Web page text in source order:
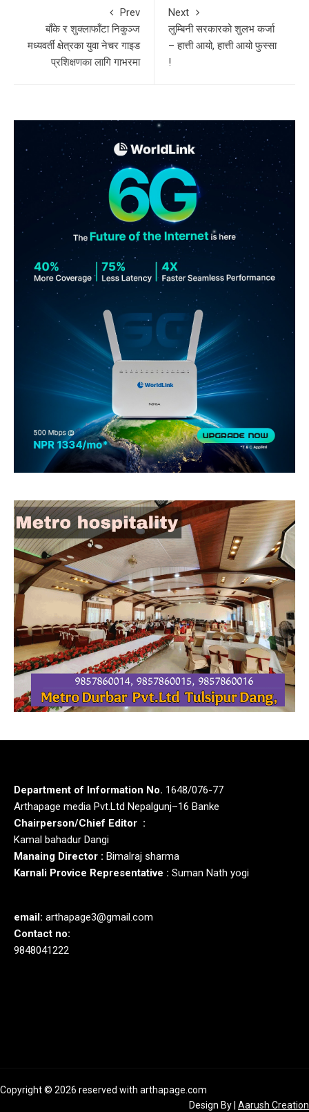
Prev
बाँके र शुक्लाफाँटा निकुञ्ज
मध्यवर्ती क्षेत्रका युवा नेचर गाइड
प्रशिक्षणका लागि गाभरमा
Next
लुम्बिनी सरकारको शुलभ कर्जा
– हात्ती आयो, हात्ती आयो फुस्सा
!
Department of Information No. 1648/076-77
Arthapage media Pvt.Ltd Nepalgunj–16 Banke
Chairperson/Chief Editor :
Kamal bahadur Dangi
Manaing Director : Bimalraj sharma
Karnali Provice Representative : Suman Nath yogi
email: arthapage3@gmail.com
Contact no:
9848041222
Copyright © 2026 reserved with arthapage.com
Design By Aarush Creation